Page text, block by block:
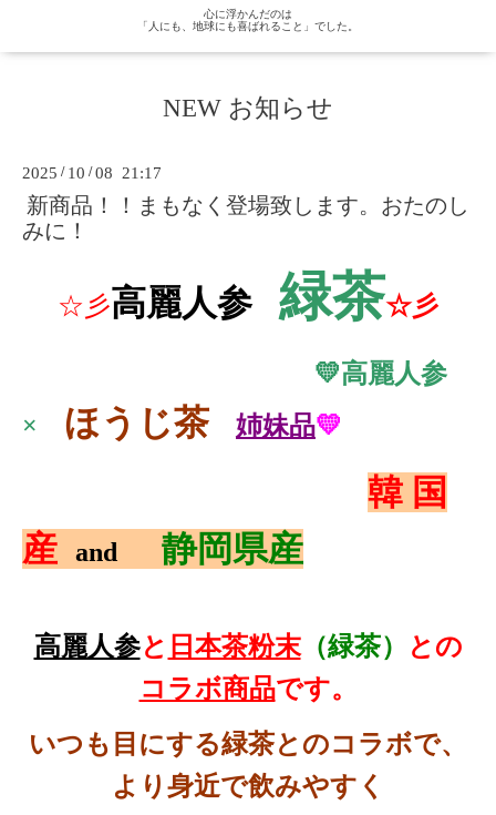
心に浮かんだのは
「人にも、地球にも喜ばれること」でした。
NEW お知らせ
2025 / 10 /08 21:17
新商品！！まもなく登場致します。おたのし
みに！
☆彡高麗人参 緑茶☆彡
💛高麗人参
× ほうじ茶 姉妹品💛
韓 国
産
and 静岡県産
高麗人参と 日本茶粉末（緑茶）
との
コラボ商品です。
いつも目にする緑茶とのコラボで、
より身近で飲みやすく